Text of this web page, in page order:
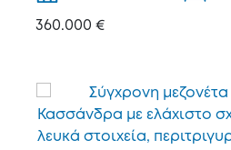
360.000 €